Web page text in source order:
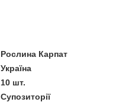
Рослина Карпат
Україна
10 шт.
Супозиторії